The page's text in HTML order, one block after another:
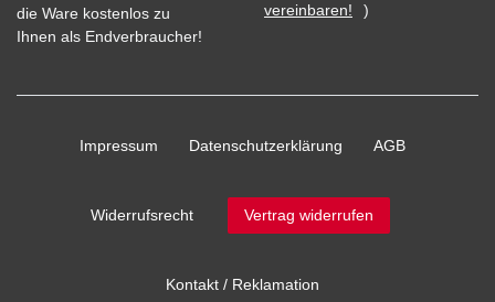
die Ware kostenlos zu
Ihnen als Endverbraucher!
vereinbaren!
)
Impressum Daten­schutz­erklärung AGB
Widerrufs­recht Vertrag widerrufen
Kontakt / Reklamation